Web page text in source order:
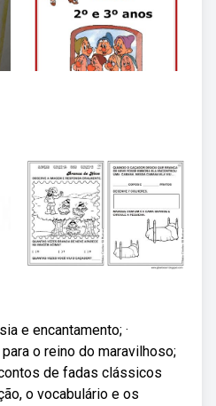
e encantamento; ·
o reino do maravilhoso;
de fadas clássicos
o vocabulário e os